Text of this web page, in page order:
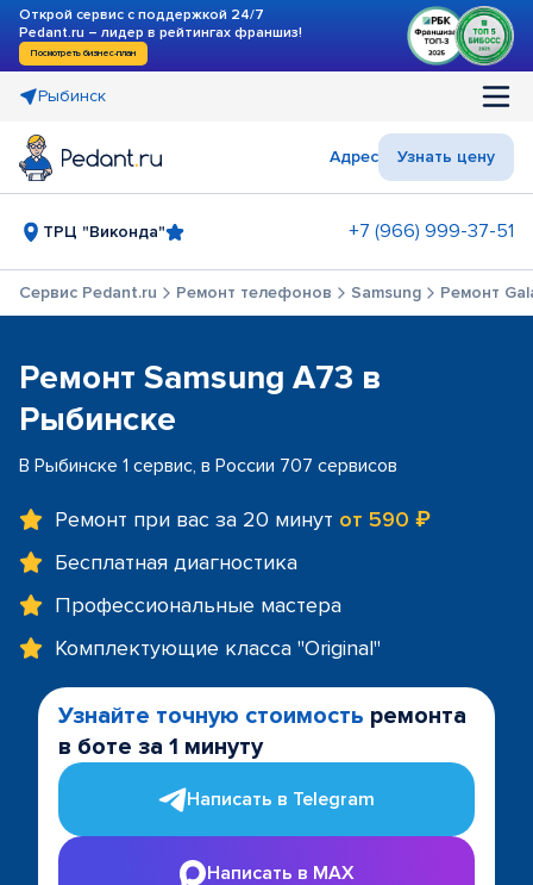
Открой сервис с поддержкой 24/7
Pedant.ru – лидер в рейтингах франшиз!
Посмотреть бизнес-план
Рыбинск
Адрес Узнать цену
ТРЦ "Виконда" +7 (966) 999-37-51
Сервис Pedant.ru Ремонт телефонов Samsung Ремонт
Ремонт Samsung A73 в
Рыбинске
В Рыбинске 1 сервис, в России 707 сервисов
Ремонт при вас за 20 минут от 590 ₽
Бесплатная диагностика
Профессиональные мастера
Комплектующие класса "Original"
Узнайте точную стоимость ремонта
в боте за 1 минуту
Написать в Telegram
Написать в MAX